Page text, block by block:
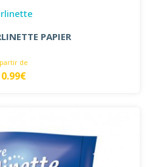
PAPIER
de